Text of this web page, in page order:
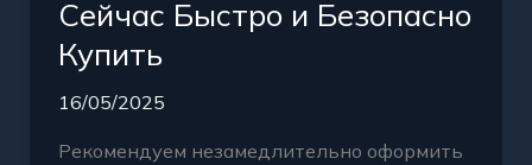
Сейчас Быстро и Безопасно
Купить
16/05/2025
Рекомендуем незамедлительно оформить